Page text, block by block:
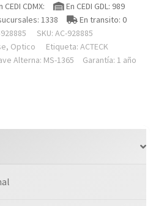
CEDI CDMX:
En CEDI GDL: 989
1338
En transito: 0
SKU: AC-928885
, Optico Etiqueta: ACTECK
Alterna: MS-1365 Garantía: 1 año